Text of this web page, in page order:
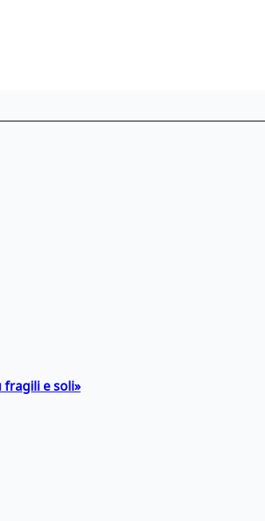
fragili e soli»